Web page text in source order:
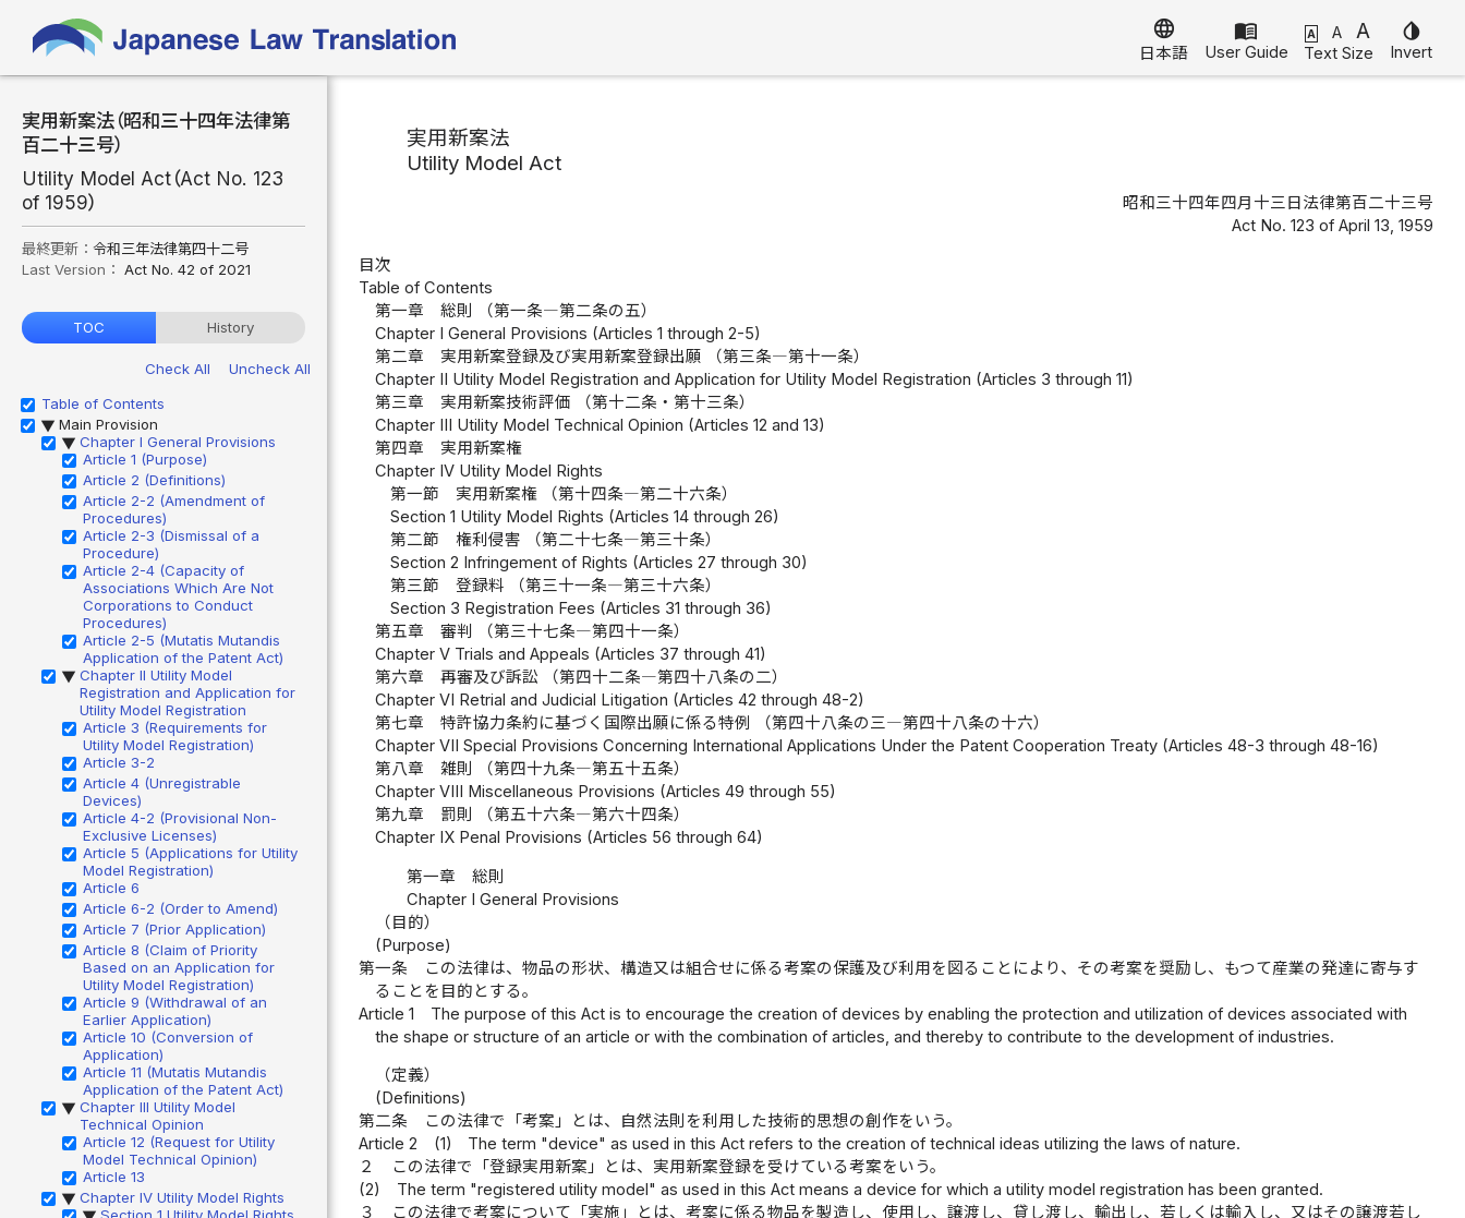
language
日本語
menu_book
User Guide
A A A
Text Size
invert_colors
Invert
実用新案法（昭和三十四年法律第
百二十三号）
Utility Model Act（Act No. 123
of 1959）
最終更新： 令和三年法律第四十二号
Last Version： Act No. 42 of 2021
TOC History
Check All
Uncheck All
Table of Contents
▶ Main Provision
▶ Chapter I General Provisions
Article 1 (Purpose)
Article 2 (Definitions)
Article 2-2 (Amendment of
Procedures)
Article 2-3 (Dismissal of a
Procedure)
Article 2-4 (Capacity of
Associations Which Are Not
Corporations to Conduct
Procedures)
Article 2-5 (Mutatis Mutandis
Application of the Patent Act)
▶ Chapter II Utility Model
Registration and Application for
Utility Model Registration
Article 3 (Requirements for
Utility Model Registration)
Article 3-2
Article 4 (Unregistrable
Devices)
Article 4-2 (Provisional Non-
Exclusive Licenses)
Article 5 (Applications for Utility
Model Registration)
Article 6
Article 6-2 (Order to Amend)
Article 7 (Prior Application)
Article 8 (Claim of Priority
Based on an Application for
Utility Model Registration)
Article 9 (Withdrawal of an
Earlier Application)
Article 10 (Conversion of
Application)
Article 11 (Mutatis Mutandis
Application of the Patent Act)
▶ Chapter III Utility Model
Technical Opinion
Article 12 (Request for Utility
Model Technical Opinion)
Article 13
▶ Chapter IV Utility Model Rights
実用新案法
Utility Model Act
昭和三十四年四月十三日法律第百二十三号
Act No. 123 of April 13, 1959
目次
Table of Contents
第一章 総則 （第一条―第二条の五）
Chapter I General Provisions (Articles 1 through 2-5)
第二章 実用新案登録及び実用新案登録出願 （第三条―第十一条）
Chapter II Utility Model Registration and Application for Utility Model Registration (Articles 3 through 11)
第三章 実用新案技術評価 （第十二条・第十三条）
Chapter III Utility Model Technical Opinion (Articles 12 and 13)
第四章 実用新案権
Chapter IV Utility Model Rights
第一節 実用新案権 （第十四条―第二十六条）
Section 1 Utility Model Rights (Articles 14 through 26)
第二節 権利侵害 （第二十七条―第三十条）
Section 2 Infringement of Rights (Articles 27 through 30)
第三節 登録料 （第三十一条―第三十六条）
Section 3 Registration Fees (Articles 31 through 36)
第五章 審判 （第三十七条―第四十一条）
Chapter V Trials and Appeals (Articles 37 through 41)
第六章 再審及び訴訟 （第四十二条―第四十八条の二）
Chapter VI Retrial and Judicial Litigation (Articles 42 through 48-2)
第七章 特許協力条約に基づく国際出願に係る特例 （第四十八条の三―第四十八条の十六）
Chapter VII Special Provisions Concerning International Applications Under the Patent Cooperation Treaty (Articles 48-3 through 48-16)
第八章 雑則 （第四十九条―第五十五条）
Chapter VIII Miscellaneous Provisions (Articles 49 through 55)
第九章 罰則 （第五十六条―第六十四条）
Chapter IX Penal Provisions (Articles 56 through 64)
第一章 総則
Chapter I General Provisions
（目的）
(Purpose)
第一条
この法律は、物品の形状、構造又は組合せに係る考案の保護及び利用を図ることにより、その考案を奨励し、もつて産業の発達に寄与す
ることを目的とする。
Article 1
The purpose of this Act is to encourage the creation of devices by enabling the protection and utilization of devices associated with
the shape or structure of an article or with the combination of articles, and thereby to contribute to the development of industries.
（定義）
(Definitions)
第二条
この法律で「考案」とは、自然法則を利用した技術的思想の創作をいう。
Article 2
(1)
The term "device" as used in this Act refers to the creation of technical ideas utilizing the laws of nature.
２
この法律で「登録実用新案」とは、実用新案登録を受けている考案をいう。
(2)
The term "registered utility model" as used in this Act means a device for which a utility model registration has been granted.
３
この法律で考案について「実施」とは、考案に係る物品を製造し、使用し、譲渡し、貸し渡し、輸出し、若しくは輸入し、又はその譲渡若し